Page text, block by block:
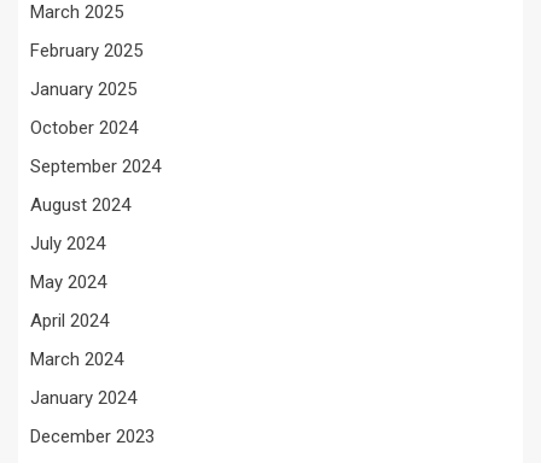
March 2025
February 2025
January 2025
October 2024
September 2024
August 2024
July 2024
May 2024
April 2024
March 2024
January 2024
December 2023